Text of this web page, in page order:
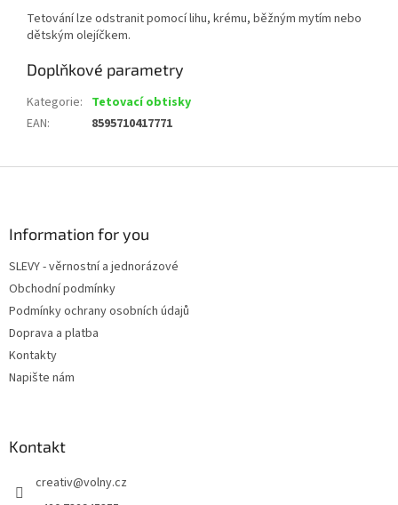
Tetování lze odstranit pomocí lihu, krému, běžným mytím nebo
dětským olejíčkem.
Doplňkové parametry
Kategorie: Tetovací obtisky
EAN: 8595710417771
Information for you
SLEVY - věrnostní a jednorázové
Obchodní podmínky
Podmínky ochrany osobních údajů
Doprava a platba
Kontakty
Napište nám
Kontakt
creativ@volny.cz